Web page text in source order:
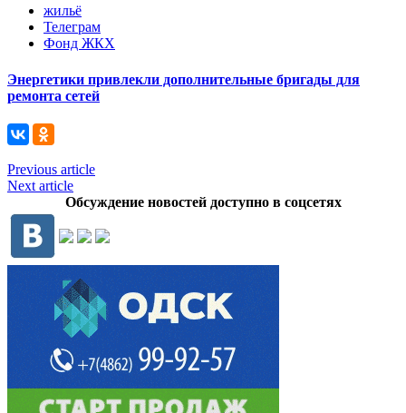
жильё
Телеграм
Фонд ЖКХ
Энергетики привлекли дополнительные бригады для
ремонта сетей
Previous article
Next article
Обсуждение новостей доступно в соцсетях